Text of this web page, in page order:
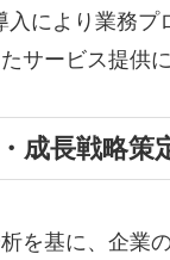
入により業務
サービス提供
成長戦略策
を基に、企業